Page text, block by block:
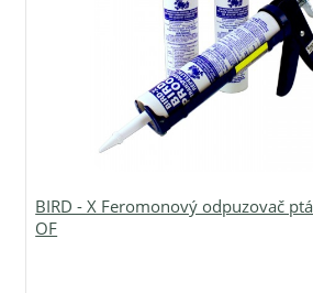
BIRD - X Feromonový odpuzovač
OF